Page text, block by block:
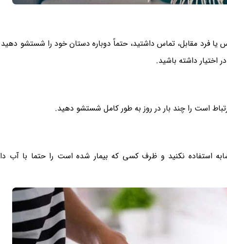
یا فرد مقابل، تماس داشتید، حتماً دوباره دستان خود را شستشو
اختیار داشته باشید.
است را چند بار در روز به طور کامل شستشو دهید.
استفاده نکنید و ظرف کسی که بیمار شده است را حتما با آب